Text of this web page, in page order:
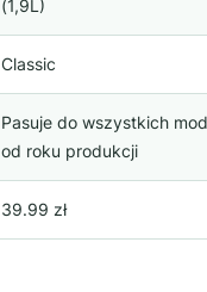
(1,9L)
Classic
Pasuje do wszystkich
od roku produkcji
39.99 zł